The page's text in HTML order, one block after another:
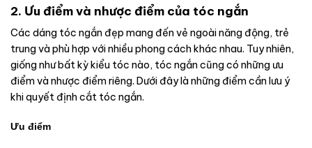
2. Ưu điểm và nhược điểm của tóc ngắn
Các dáng tóc ngắn đẹp mang đến vẻ ngoài năng động, trẻ
trung và phù hợp với nhiều phong cách khác nhau. Tuy nhiên,
giống như bất kỳ kiểu tóc nào, tóc ngắn cũng có những ưu
điểm và nhược điểm riêng. Dưới đây là những điểm cần lưu ý
khi quyết định cắt tóc ngắn.
Ưu điểm